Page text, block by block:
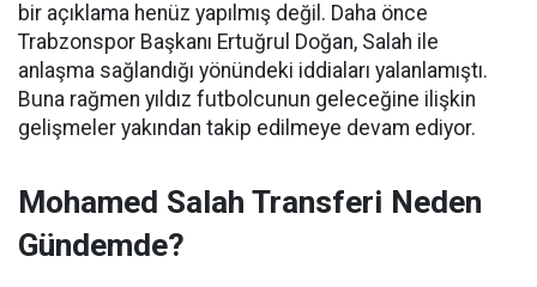
bir açıklama henüz yapılmış değil. Daha önce
Trabzonspor Başkanı Ertuğrul Doğan, Salah ile
anlaşma sağlandığı yönündeki iddiaları yalanlamıştı.
Buna rağmen yıldız futbolcunun geleceğine ilişkin
gelişmeler yakından takip edilmeye devam ediyor.
Mohamed Salah Transferi Neden
Gündemde?